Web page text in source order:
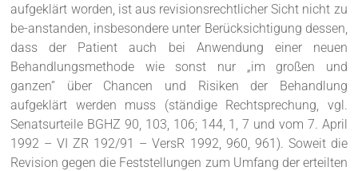
aufgeklärt worden, ist aus revisionsrechtlicher Sicht nicht zu
be-anstanden, insbesondere unter Berücksichtigung dessen,
dass der Patient auch bei Anwendung einer neuen
Behandlungsmethode wie sonst nur „im großen und
ganzen“ über Chancen und Risiken der Behandlung
aufgeklärt werden muss (ständige Rechtsprechung, vgl.
Senatsurteile BGHZ 90, 103, 106; 144, 1, 7 und vom 7. April
1992 – VI ZR 192/91 – VersR 1992, 960, 961). Soweit die
Revision gegen die Feststellungen zum Umfang der erteilten